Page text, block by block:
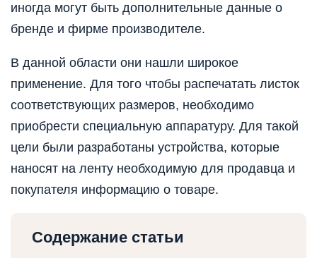
иногда могут быть дополнительные данные о
бренде и фирме производителе.
В данной области они нашли широкое
применение. Для того чтобы распечатать листок
соответствующих размеров, необходимо
приобрести специальную аппаратуру. Для такой
цели были разработаны устройства, которые
наносят на ленту необходимую для продавца и
покупателя информацию о товаре.
Содержание статьи